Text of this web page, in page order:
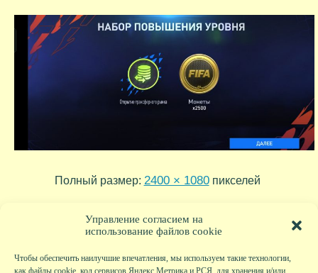
Управление согласием на
использование файлов cookie
Чтобы обеспечить наилучшие впечатления, мы используем такие технологии,
как файлы cookie, код сервисов Яндекс.Метрика и РСЯ, для хранения и/или
Полный размер: 2400 × 1080пикселей